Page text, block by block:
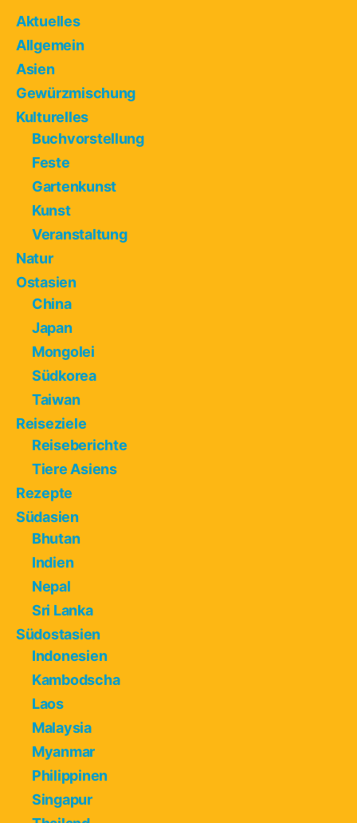
Aktuelles
Allgemein
Asien
Gewürzmischung
Kulturelles
Buchvorstellung
Feste
Gartenkunst
Kunst
Veranstaltung
Natur
Ostasien
China
Japan
Mongolei
Südkorea
Taiwan
Reiseziele
Reiseberichte
Tiere Asiens
Rezepte
Südasien
Bhutan
Indien
Nepal
Sri Lanka
Südostasien
Indonesien
Kambodscha
Laos
Malaysia
Myanmar
Philippinen
Singapur